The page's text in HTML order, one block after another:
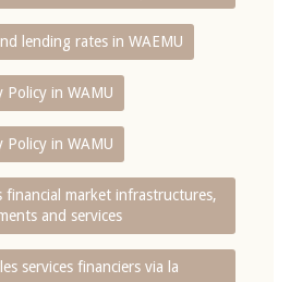
lending rates in WAEMU
in WAMU
in WAMU
financial market infrastructures,
and services
services financiers via la